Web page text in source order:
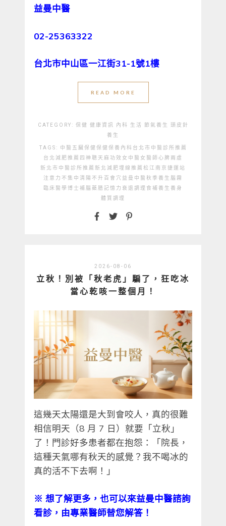
益曼中醫
02-25363322
台北市中山區一江街31-1號1樓
READ MORE
CATEGORY: 保健 健康資訊 內科 生活 節氣養生
頭皮針
養生
TAGS: 中醫 五臟保健保健保養 內科 台北市中醫診所推薦
台北減肥推薦 四神聰 天麻功效女中醫 女醫師 心脾兩虛
新北市中醫診所推薦 新北減肥埋線推薦 松江南京捷運站
注意力不集中 清陽不升 百會穴 益曼中醫 秋季養生 腦霧
臨床醫學博士補腦藥膳記憶力衰退 調理 食補 養生 養身
體質調理
2026-08-06
立秋！別被「秋老虎」騙了，狂吃冰
當心乾咳一整個月！
這幾天太陽還是大到會咬人，真的很難
相信明天（8 月 7 日）就要「立秋」
了！門診好多患者都在抱怨：「院長，
這種天氣哪有秋天的感覺？我不喝冰的
真的活不下去啊！」
※ 想了解更多，也可以來益曼中醫諮詢
看診，由專業醫師替您解答！